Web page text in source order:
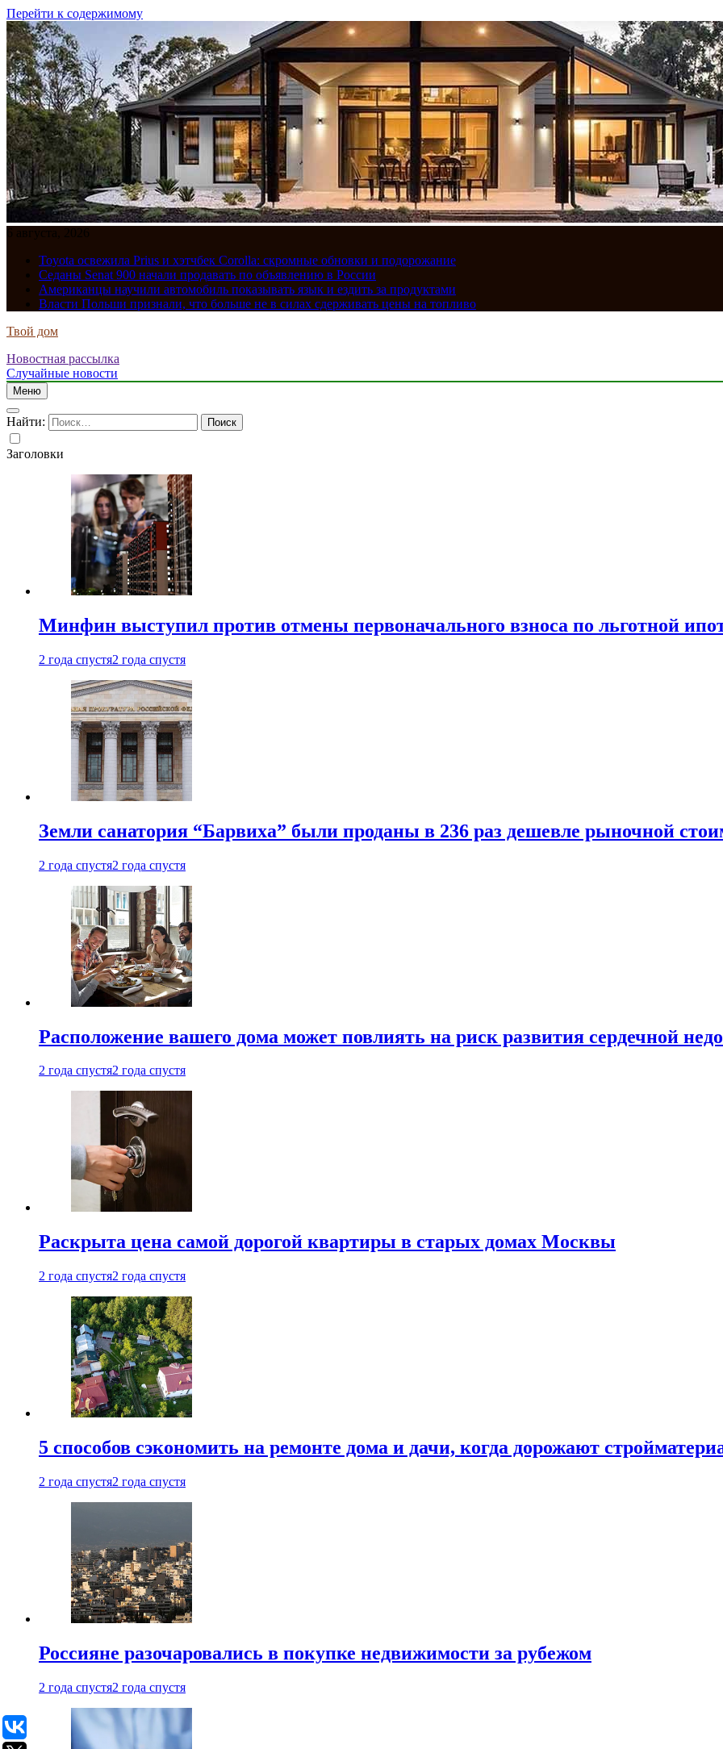
Перейти к содержимому
6 августа, 2026
Toyota освежила Prius и хэтчбек Corolla: скромные обновки и подорожание
Седаны Senat 900 начали продавать по объявлению в России
Американцы научили автомобиль показывать язык и ездить за продуктами
Власти Польши признали, что больше не в силах сдерживать цены на топливо
Твой дом
Новостная рассылка
Случайные новости
Меню
Найти:
Заголовки
Минфин выступил против отмены первоначального взноса по льготной
2 года спустя2 года спустя
Земли санатория “Барвиха” были проданы в 236 раз дешевле рыночной
2 года спустя2 года спустя
Расположение вашего дома может повлиять на риск развития сердечной
2 года спустя2 года спустя
Раскрыта цена самой дорогой квартиры в старых домах Москвы
2 года спустя2 года спустя
5 способов сэкономить на ремонте дома и дачи, когда дорожают
2 года спустя2 года спустя
Россияне разочаровались в покупке недвижимости за рубежом
2 года спустя2 года спустя